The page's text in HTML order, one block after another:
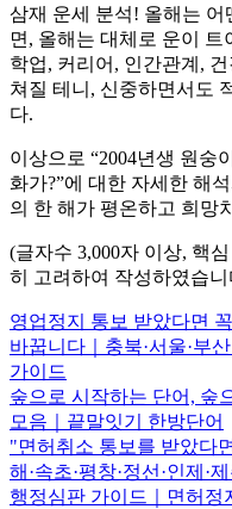
삼재 운세 분석! 올해는 어
면, 올해는 대체로 운이
학업, 커리어, 인간관계,
쳐질 테니, 신중하면서도
다.
이상으로 “2004년생 원숭
화가?”에 대한 자세한 해
의 한 해가 평온하고 희망
(글자수 3,000자 이상, 핵
히 고려하여 작성하였습니
영업정지 통보 받았다면
바꿉니다｜충북·서울·부
가이드
숲으로 시작하는 단어, 숲
모음｜끝말잇기 한방단어
"면허취소 통보를 받았다
해·속초·평창·정선·인제·
행정심판 가이드｜면허정